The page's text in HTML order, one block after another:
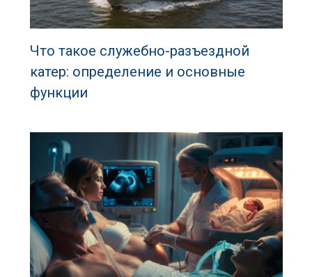
Что такое служебно-разъездной
катер: определение и основные
функции